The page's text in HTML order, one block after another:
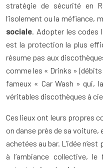
stratégie de sécurité en
l’isolement ou la méfiance,
sociale. Adopter les codes
est la protection la plus
résume pas aux
comme les « Drinks »
fameux « Car Wash » qui,
véritables discothèques à
Ces lieux ont leurs propres
on danse près de sa voiture,
achetées au bar. L’idée
à l’ambiance collective, le